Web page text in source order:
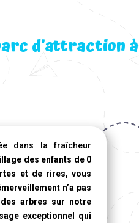
d’attraction
dans la fraîcheur
des enfants de 0
et de rires, vous
n’a pas
arbres sur notre
exceptionnel qui